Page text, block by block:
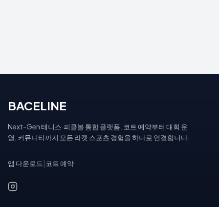
BACELINE
Next-Gen 테니스·피클볼 통합 플랫폼. 코트 예약부터 대회 운
영, 커뮤니티까지 모든 라켓 스포츠 경험을 하나로 연결합니다.
앱 다운로드 코트 예약